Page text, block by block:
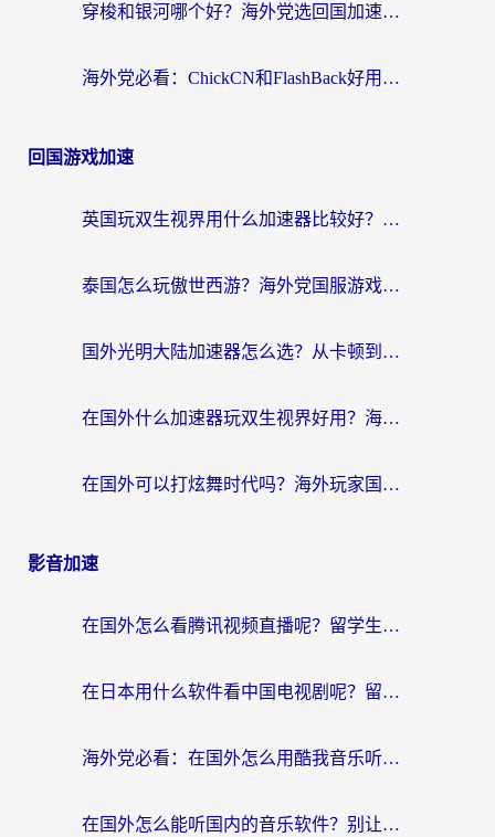
穿梭和银河哪个好？海外党选回国加速器的避坑指南，附番茄加速器实测体验
海外党必看：ChickCN和FlashBack好用吗？3招教你选对回国加速器（附云极、HomeCN、斧牛vs艾果对比）
回国游戏加速
英国玩双生视界用什么加速器比较好？海外党亲测有效的国服游戏加速方案
泰国怎么玩傲世西游？海外党国服游戏加速终极攻略（附光明大陆量子特攻实测）
国外光明大陆加速器怎么选？从卡顿到丝滑的终极指南（含德国玩走开外星人墨西哥玩俄罗斯方块技巧）
在国外什么加速器玩双生视界好用？海外党亲测不踩坑的终极指南
在国外可以打炫舞时代吗？海外玩家国服游戏加速全攻略（附实测推荐）
影音加速
在国外怎么看腾讯视频直播呢？留学生亲测有效的回国加速指南
在日本用什么软件看中国电视剧呢？留学生亲测有效的回国加速方案
海外党必看：在国外怎么用酷我音乐听音乐？告别“地区不支持”的实用指南
在国外怎么能听国内的音乐软件？别让版权限制断了你的“中文歌单”